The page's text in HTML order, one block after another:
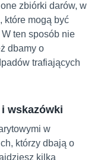
zbiórki darów, w
które mogą być
ten sposób nie
dbamy o
trafiających
wskazówki
w
którzy dbają o
kilka